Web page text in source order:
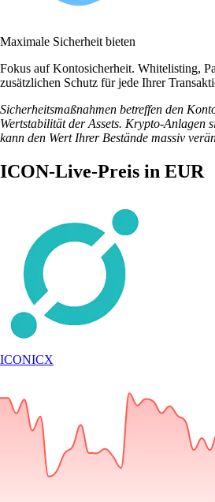
Maximale Sicherheit bieten
Fokus auf Kontosicherheit. Whitelisting,
zusätzlichen Schutz für jede Ihrer
Sicherheitsmaßnahmen betreffen den
Wertstabilität der Assets. Krypto-Anlagen
kann den Wert Ihrer Bestände massiv
ICON-Live-Preis in EUR
ICONICX